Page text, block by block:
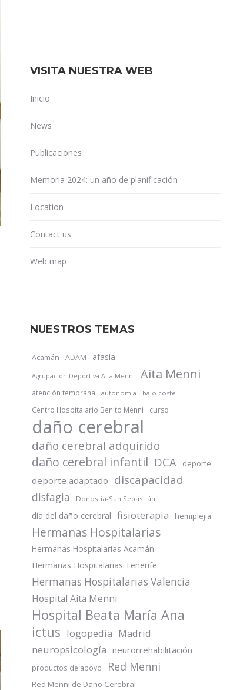
VISITA NUESTRA WEB
Inicio
News
Publicaciones
Memoria 2024: un año de planificación
Location
Contact us
Web map
NUESTROS TEMAS
Acamán ADAM afasia
Agrupación Deportiva Aita Menni Aita Menni
atención temprana autonomía bajo coste
Centro Hospitalario Benito Menni curso
daño cerebral
daño cerebral adquirido
daño cerebral infantil DCA deporte
deporte adaptado discapacidad
disfagia Donostia-San Sebastián
día del daño cerebral fisioterapia hemiplejia
Hermanas Hospitalarias
Hermanas Hospitalarias Acamán
Hermanas Hospitalarias Tenerife
Hermanas Hospitalarias Valencia
Hospital Aita Menni
Hospital Beata María Ana
ictus logopedia Madrid
neuropsicología neurorrehabilitación
productos de apoyo Red Menni
Red Menni de Daño Cerebral